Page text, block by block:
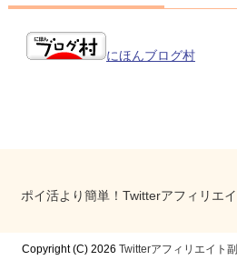
にほんブログ村
ポイ活より簡単！Twitterアフィリエ
Copyright (C) 2026 Twitterアフィリエイト